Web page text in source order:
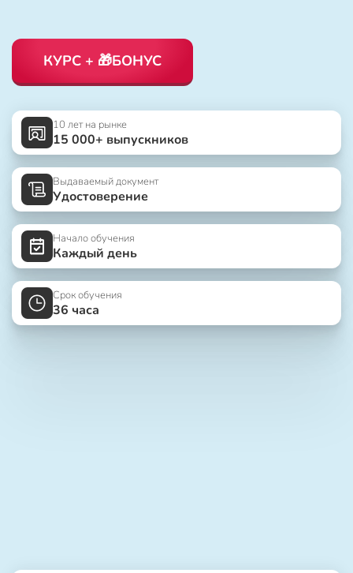
КУРС + 🎁БОНУС
10 лет на рынке
15 000+ выпускников
Выдаваемый документ
Удостоверение
Начало обучения
Каждый день
Срок обучения
36 часа